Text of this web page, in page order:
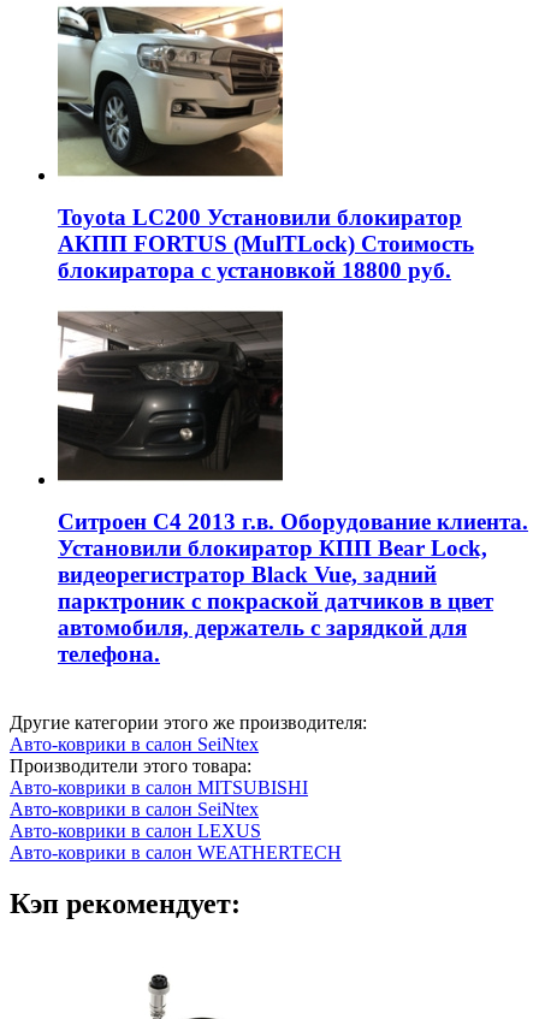
Toyota LC200 Установили блокиратор
АКПП FORTUS (MulTLock) Стоимость
блокиратора с установкой 18800 руб.
Ситроен С4 2013 г.в. Оборудование клиента.
Установили блокиратор КПП Bear Lock,
видеорегистратор Black Vue, задний
парктроник с покраской датчиков в цвет
автомобиля, держатель с зарядкой для
телефона.
Другие категории этого же производителя:
Авто-коврики в салон SeiNtex
Производители этого товара:
Авто-коврики в салон MITSUBISHI
Авто-коврики в салон SeiNtex
Авто-коврики в салон LEXUS
Авто-коврики в салон WEATHERTECH
Кэп рекомендует: